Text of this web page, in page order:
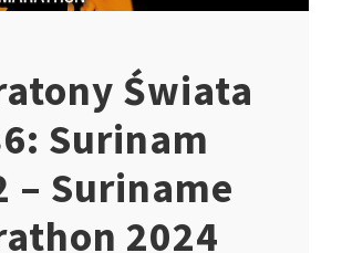
Świata
Surinam
– Suriname
2024